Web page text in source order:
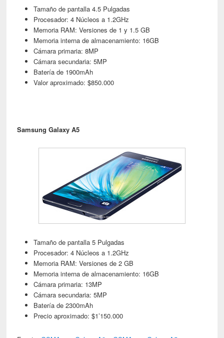
Tamaño de pantalla 4.5 Pulgadas
Procesador: 4 Núcleos a 1.2GHz
Memoria RAM: Versiones de 1 y 1.5 GB
Memoria interna de almacenamiento: 16GB
Cámara primaria: 8MP
Cámara secundaria: 5MP
Batería de 1900mAh
Valor aproximado: $850.000
Samsung Galaxy A5
Tamaño de pantalla 5 Pulgadas
Procesador: 4 Núcleos a 1.2GHz
Memoria RAM: Versiones de 2 GB
Memoria interna de almacenamiento: 16GB
Cámara primaria: 13MP
Cámara secundaria: 5MP
Batería de 2300mAh
Precio aproximado: $1’150.000